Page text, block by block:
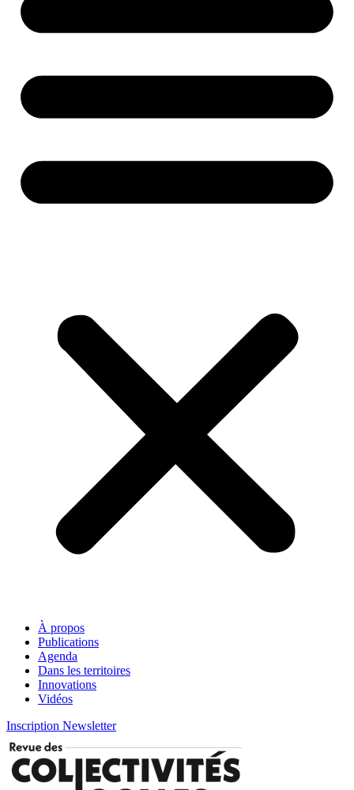
À propos
Publications
Agenda
Dans les territoires
Innovations
Vidéos
Inscription Newsletter